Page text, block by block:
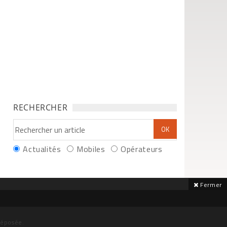
RECHERCHER
Actualités Mobiles Opérateurs
Fermer